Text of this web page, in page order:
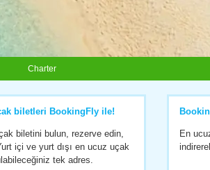
Charter
biletleri BookingFly ile!
biletini bulun, rezerve edin,
içi ve yurt dışı en ucuz uçak
tek adres.
En